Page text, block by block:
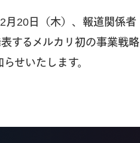
月20日（木）、報道関係者
するメルカリ初の事業戦略
せいたします。